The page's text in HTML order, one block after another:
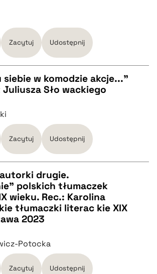
Zacytuj Udostępnij
siebie w komodzie akcje...”
Sło wackiego
Zacytuj Udostępnij
drugie.
polskich tłumaczek
wieku. Rec.: Karolina
tłumaczki literac kie XIX
2023
Potocka
Zacytuj Udostępnij